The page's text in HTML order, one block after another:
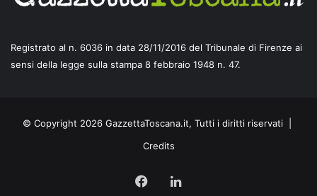
Registrato al n. 6036 in data 28/11/2016 del Tribunale di Firenze ai
sensi della legge sulla stampa 8 febbraio 1948 n. 47.
© Copyright 2026 GazzettaToscana.it, Tutti i diritti riservati |
Credits
FacebookLinkedIn